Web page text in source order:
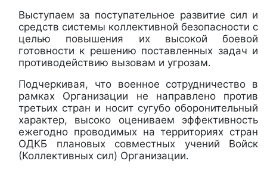
Выступаем за поступательное развитие сил и
средств системы коллективной безопасности с
целью повышения их высокой боевой
готовности к решению поставленных задач и
противодействию вызовам и угрозам.
Подчеркивая, что военное сотрудничество в
рамках Организации не направлено против
третьих стран и носит сугубо оборонительный
характер, высоко оцениваем эффективность
ежегодно проводимых на территориях стран
ОДКБ плановых совместных учений Войск
(Коллективных сил) Организации.